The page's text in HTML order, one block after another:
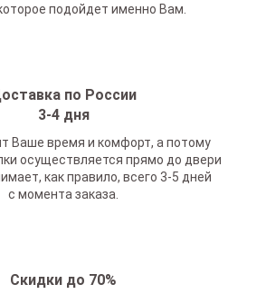
подойдет именно Вам.
по России
3-4 дня
Ваше время и комфорт, а потому
осуществляется прямо до двери
как правило, всего 3-5 дней
с момента заказа.
Скидки до 70%